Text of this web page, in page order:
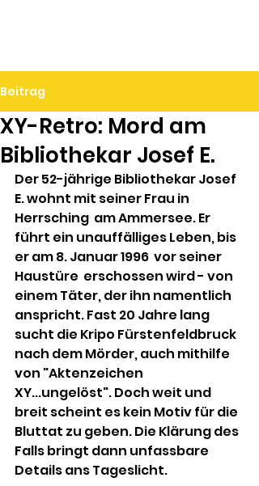
Beitrag
XY-Retro: Mord am
Bibliothekar Josef E.
Der 52-jährige Bibliothekar Josef
E. wohnt mit seiner Frau in
Herrsching  am Ammersee. Er
führt ein unauffälliges Leben, bis
er am 8. Januar 1996  vor seiner
Haustüre  erschossen wird - von
einem Täter, der ihn namentlich
anspricht. Fast 20 Jahre lang
sucht die Kripo Fürstenfeldbruck
nach dem Mörder, auch mithilfe
von "Aktenzeichen
XY...ungelöst". Doch weit und
breit scheint es kein Motiv für die
Bluttat zu geben. Die Klärung des
Falls bringt dann unfassbare
Details ans Tageslicht.